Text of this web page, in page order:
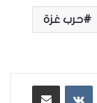
حرب غزة
مشاركة عبر البريد